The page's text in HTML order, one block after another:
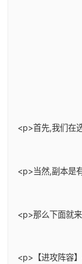
<p>首先,我们在
<p>当然,副本是
<p>那么下面就
<p>【进攻阵容